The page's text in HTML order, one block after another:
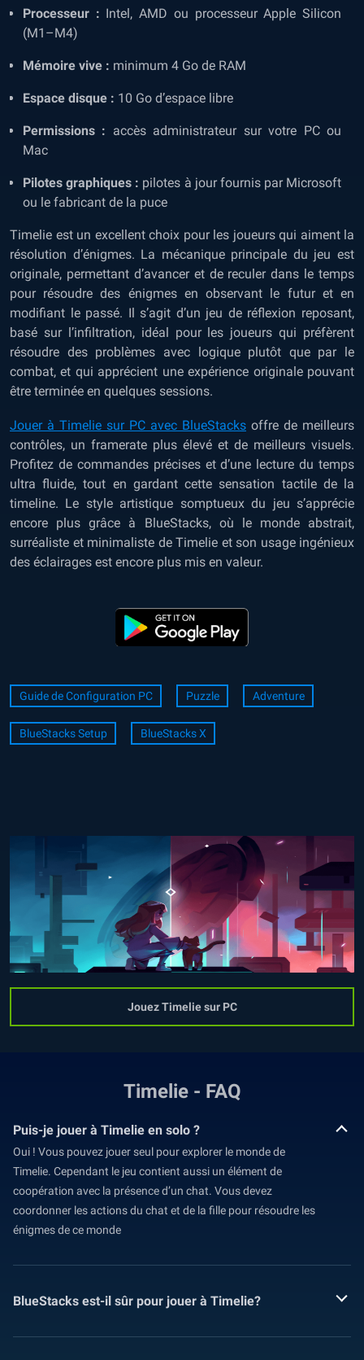
Processeur : Intel, AMD ou processeur Apple Silicon
(M1–M4)
Mémoire vive : minimum 4 Go de RAM
Espace disque : 10 Go d’espace libre
Permissions : accès administrateur sur votre PC ou
Mac
Pilotes graphiques : pilotes à jour fournis par Microsoft
ou le fabricant de la puce
Timelie est un excellent choix pour les joueurs qui aiment la
résolution d’énigmes. La mécanique principale du jeu est
originale, permettant d’avancer et de reculer dans le temps
pour résoudre des énigmes en observant le futur et en
modifiant le passé. Il s’agit d’un jeu de réflexion reposant,
basé sur l’infiltration, idéal pour les joueurs qui préfèrent
résoudre des problèmes avec logique plutôt que par le
combat, et qui apprécient une expérience originale pouvant
être terminée en quelques sessions.
Jouer à Timelie sur PC avec BlueStacks offre de meilleurs
contrôles, un framerate plus élevé et de meilleurs visuels.
Profitez de commandes précises et d’une lecture du temps
ultra fluide, tout en gardant cette sensation tactile de la
timeline. Le style artistique somptueux du jeu s’apprécie
encore plus grâce à BlueStacks, où le monde abstrait,
surréaliste et minimaliste de Timelie et son usage ingénieux
des éclairages est encore plus mis en valeur.
Guide de Configuration PC Puzzle Adventure
BlueStacks Setup BlueStacks X
Jouez Timelie sur PC
Timelie - FAQ
Puis-je jouer à Timelie en solo ?
Oui ! Vous pouvez jouer seul pour explorer le monde de
Timelie. Cependant le jeu contient aussi un élément de
coopération avec la présence d’un chat. Vous devez
coordonner les actions du chat et de la fille pour résoudre les
énigmes de ce monde
BlueStacks est-il sûr pour jouer à Timelie?